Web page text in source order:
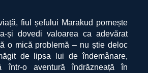
fiul șefului Marakud pornește
și dovedi valoarea ca adevărat
o mică problemă – nu știe deloc
de lipsa lui de îndemânare,
într-o aventură îndrăzneață în